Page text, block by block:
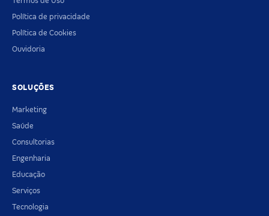
Política de privacidade
Política de Cookies
Ouvidoria
SOLUÇÕES
Marketing
Saúde
Consultorias
Engenharia
Educação
Serviços
Tecnologia